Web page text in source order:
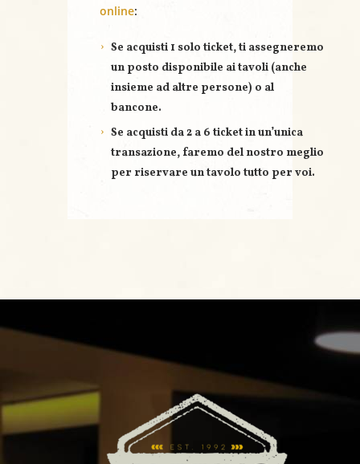
online:
Se acquisti 1 solo ticket, ti assegneremo
un posto disponibile ai tavoli (anche
insieme ad altre persone) o al
bancone.
Se acquisti da 2 a 6 ticketin un’unica
transazione, faremo del nostro meglio
per riservare untavolo tutto per voi.